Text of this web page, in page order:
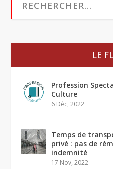
LE
Profession
Culture
6 Déc, 2022
Temps de
privé : pas de
indemnité
17 Nov, 2022